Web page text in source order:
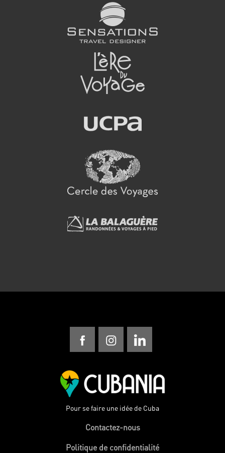
Pour se faire une idée de Cuba
Contactez-nous
Politique de confidentialité